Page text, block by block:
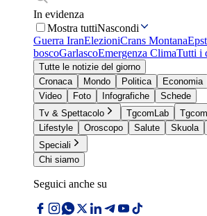
In evidenza
Mostra tuttiNascondi
Guerra IranElezioniCrans Montana
boscoGarlascoEmergenza ClimaTutti i
Tutte le notizie del giorno
Cronaca
Mondo Politica Economia
Video
Foto Infografiche
Schede
Tv & Spettacolo
TgcomLab
Lifestyle
Oroscopo Salute Skuola
Speciali
Chi siamo
Seguici anche su